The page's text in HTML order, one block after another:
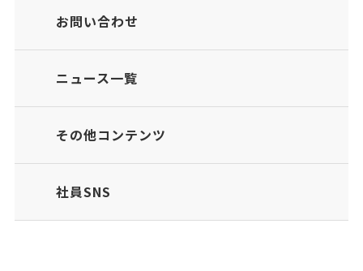
お問い合わせ
ニュース一覧
その他コンテンツ
社員SNS